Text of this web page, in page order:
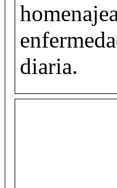
diaria.